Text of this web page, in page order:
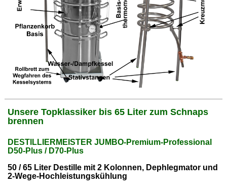
Unsere Topklassiker bis 65 Liter zum Schnaps
brennen
DESTILLIERMEISTER JUMBO-Premium-Professional
D50-Plus / D70-Plus
50 / 65 Liter Destille mit 2 Kolonnen, Dephlegmator und
2-Wege-Hochleistungskühlung